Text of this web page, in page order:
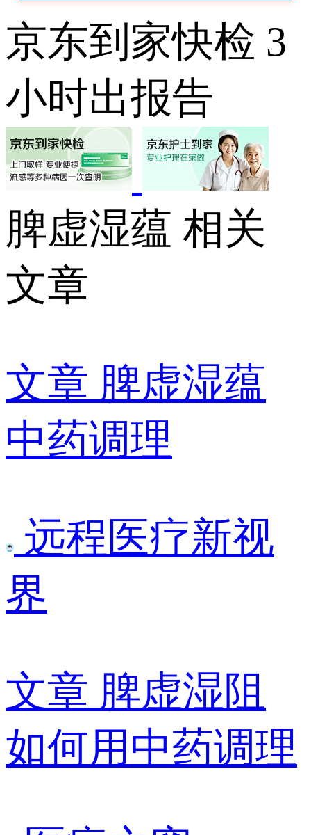
京东到家快检 3
小时出报告
脾虚湿蕴 相关
文章
文章 脾虚湿蕴
中药调理
远程医疗新视
界
文章 脾虚湿阻
如何用中药调理